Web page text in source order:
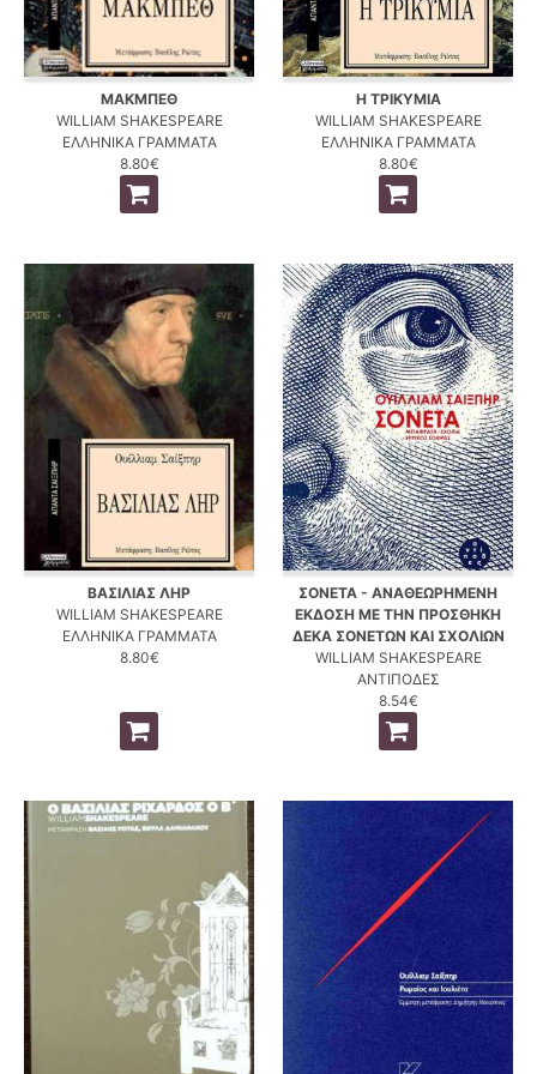
ΜΑΚΜΠΕΘ
WILLIAM SHAKESPEARE
ΕΛΛΗΝΙΚΑ ΓΡΑΜΜΑΤΑ
8.80€
Η ΤΡΙΚΥΜΙΑ
WILLIAM SHAKESPEARE
ΕΛΛΗΝΙΚΑ ΓΡΑΜΜΑΤΑ
8.80€
ΒΑΣΙΛΙΑΣ ΛΗΡ
WILLIAM SHAKESPEARE
ΕΛΛΗΝΙΚΑ ΓΡΑΜΜΑΤΑ
8.80€
ΣΟΝΕΤΑ - ΑΝΑΘΕΩΡΗΜΕΝΗ
ΕΚΔΟΣΗ ΜΕ ΤΗΝ ΠΡΟΣΘΗΚΗ
ΔΕΚΑ ΣΟΝΕΤΩΝ ΚΑΙ ΣΧΟΛΙΩΝ
WILLIAM SHAKESPEARE
ΑΝΤΙΠΟΔΕΣ
8.54€